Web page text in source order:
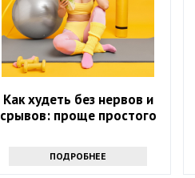
Как худеть без нервов и
срывов: проще простого
ПОДРОБНЕЕ